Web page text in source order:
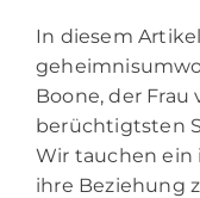
In diesem
Boone, der Frau
berüchtigtsten
Wir tauchen ein
ihre Beziehung